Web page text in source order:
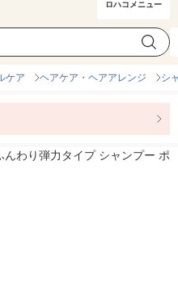
ロハコメニュー
ケア ヘアケア・ヘアアレンジ シ